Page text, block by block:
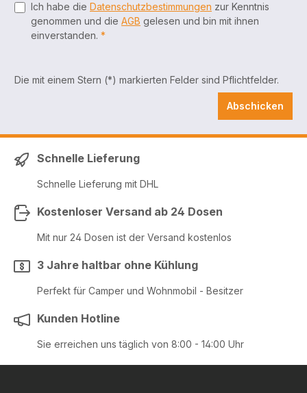
Ich habe die Datenschutzbestimmungen zur Kenntnis
genommen und die AGB gelesen und bin mit ihnen
einverstanden. *
Die mit einem Stern (*) markierten Felder sind Pflichtfelder.
Abschicken
Schnelle Lieferung
Schnelle Lieferung mit DHL
Kostenloser Versand ab 24 Dosen
Mit nur 24 Dosen ist der Versand kostenlos
3 Jahre haltbar ohne Kühlung
Perfekt für Camper und Wohnmobil - Besitzer
Kunden Hotline
Sie erreichen uns täglich von 8:00 - 14:00 Uhr